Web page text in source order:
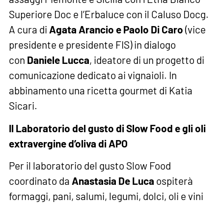
Superiore Doc e l’Erbaluce con il Caluso Docg.
A cura di Agata Arancio e Paolo Di Caro (vice
presidente e presidente FIS) in dialogo
con Daniele Lucca, ideatore di un progetto di
comunicazione dedicato ai vignaioli. In
abbinamento una ricetta gourmet di Katia
Sicari.
Il Laboratorio del gusto di Slow Food e gli oli
extravergine d’oliva di APO
Per il laboratorio del gusto Slow Food
coordinato da Anastasia De Luca ospiterà
formaggi, pani, salumi, legumi, dolci, oli e vini